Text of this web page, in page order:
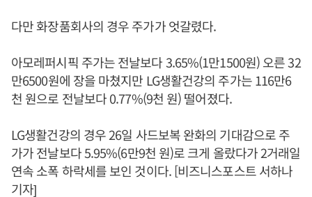
다만 화장품회사의 경우 주가가 엇갈렸다.
아모레퍼시픽 주가는 전날보다 3.65%(1만1500원) 오른 32
만6500원에 장을 마쳤지만 LG생활건강의 주가는 116만6
천 원으로 전날보다 0.77%(9천 원) 떨어졌다.
LG생활건강의 경우 26일 사드보복 완화의 기대감으로 주
가가 전날보다 5.95%(6만9천 원)로 크게 올랐다가 2거래일
연속 소폭 하락세를 보인 것이다. [비즈니스포스트 서하나
기자]